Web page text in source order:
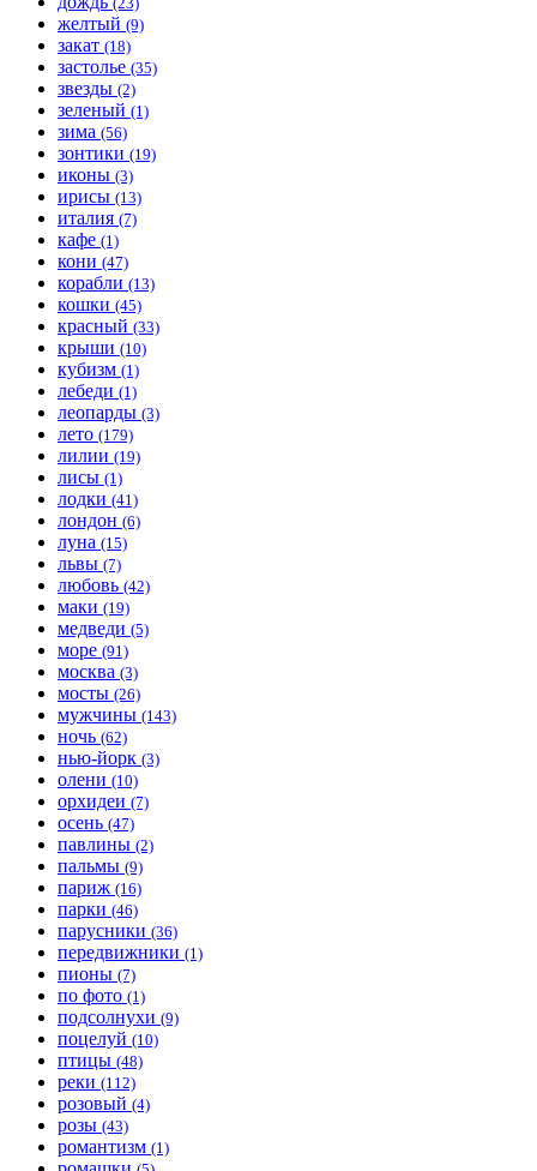
желтый (9)
закат (18)
застолье (35)
звезды (2)
зеленый (1)
зима (56)
зонтики (19)
иконы (3)
ирисы (13)
италия (7)
кафе (1)
кони (47)
корабли (13)
кошки (45)
красный (33)
крыши (10)
кубизм (1)
лебеди (1)
леопарды (3)
лето (179)
лилии (19)
лисы (1)
лодки (41)
лондон (6)
луна (15)
львы (7)
любовь (42)
маки (19)
медведи (5)
море (91)
москва (3)
мосты (26)
мужчины (143)
ночь (62)
нью-йорк (3)
олени (10)
орхидеи (7)
осень (47)
павлины (2)
пальмы (9)
париж (16)
парки (46)
парусники (36)
передвижники (1)
пионы (7)
по фото (1)
подсолнухи (9)
поцелуй (10)
птицы (48)
реки (112)
розовый (4)
розы (43)
романтизм (1)